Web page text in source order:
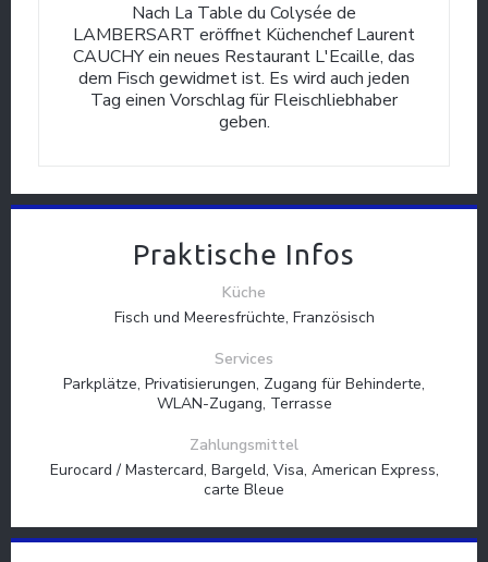
Nach La Table du Colysée de
LAMBERSART eröffnet Küchenchef Laurent
CAUCHY ein neues Restaurant L'Ecaille, das
dem Fisch gewidmet ist. Es wird auch jeden
Tag einen Vorschlag für Fleischliebhaber
geben.
Praktische Infos
Küche
Fisch und Meeresfrüchte, Französisch
Services
Parkplätze, Privatisierungen, Zugang für Behinderte,
WLAN-Zugang, Terrasse
Zahlungsmittel
Eurocard / Mastercard, Bargeld, Visa, American Express,
carte Bleue